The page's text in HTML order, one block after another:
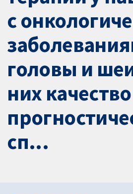
с
головы и
них
сп...